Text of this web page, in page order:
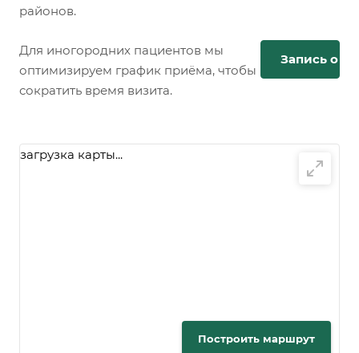
районов.
Для иногородних пациентов мы
оптимизируем график приёма, чтобы
сократить время визита.
Запись
загрузка карты...
Построить маршрут